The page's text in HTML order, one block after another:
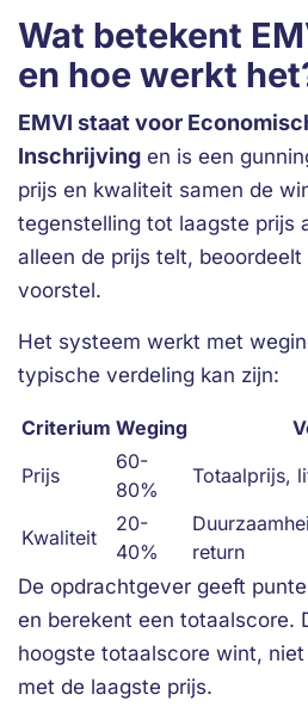
Wat betekent
en hoe werkt
EMVI staat voor
Inschrijving en is een
prijs en kwaliteit samen de
tegenstelling tot laagste prijs
alleen de prijs telt, beoordeelt
voorstel.
Het systeem werkt met
typische verdeling kan zijn:
Criterium Weging
Prijs
60-
80%
Totaalprijs,
Kwaliteit
20-
40%
return
De opdrachtgever geeft
en berekent een totaalscore.
hoogste totaalscore wint,
met de laagste prijs.